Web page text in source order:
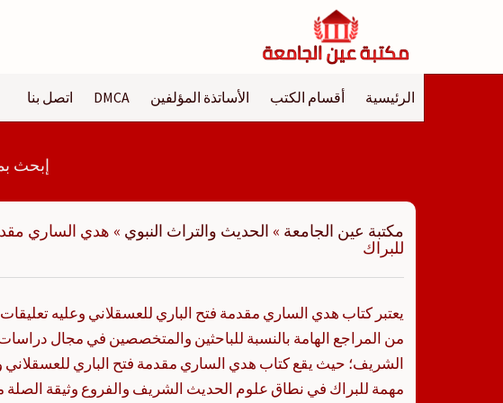
الرئيسية أقسام الكتب الأساتذة المؤلفين DMCA اتصل بنا
إبحث
مكتبة عين الجامعة » الحديث والتراث النبوي » هدي الساري
للبراك
يعتبر كتاب هدي الساري مقدمة فتح الباري للعسقلاني وعليه
من المراجع الهامة بالنسبة للباحثين والمتخصصين في مجال
الشريف؛ حيث يقع كتاب هدي الساري مقدمة فتح الباري للعسقلاني
مهمة للبراك في نطاق علوم الحديث الشريف والفروع وثيقة الصلة